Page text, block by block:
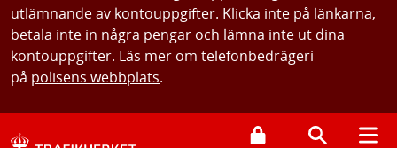
utlämnande av kontouppgifter. Klicka inte på länkarna,
betala inte in några pengar och lämna inte ut dina
kontouppgifter. Läs mer om telefonbedrägeri
på polisens webbplats.